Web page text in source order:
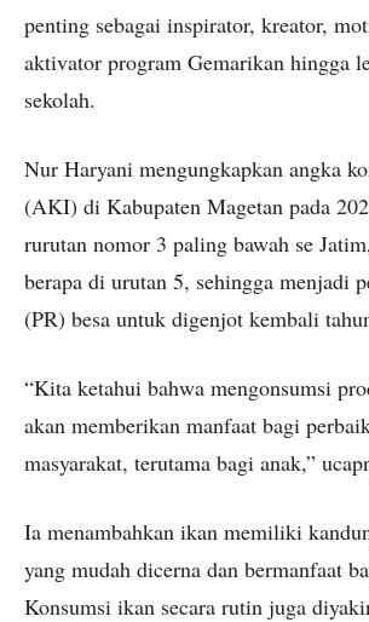
penting sebagai inspirator, kreator,
aktivator program Gemarikan hingga
sekolah.
Nur Haryani mengungkapkan angka
(AKI) di Kabupaten Magetan pada
rurutan nomor 3 paling bawah se
berapa di urutan 5, sehingga menjadi
(PR) besa untuk digenjot kembali
“Kita ketahui bahwa mengonsumsi
akan memberikan manfaat bagi
masyarakat, terutama bagi anak,”
Ia menambahkan ikan memiliki
yang mudah dicerna dan bermanfaat
Konsumsi ikan secara rutin juga